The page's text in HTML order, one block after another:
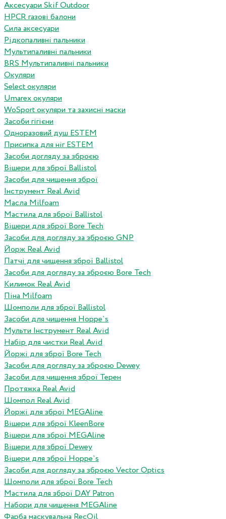
Аксесуари Skif Outdoor
HPCR газові балони
Сила аксесуари
Рідкопаливні пальники
Мультипаливні пальники
BRS Мультипаливні пальники
Окуляри
Select окуляри
Umarex окуляри
WoSport окуляри та захисні маски
Засоби гігієни
Одноразовий душ ESTEM
Присипка для ніг ESTEM
Засоби догляду за зброєю
Вішери для зброї Ballistol
Засоби для чищення зброї
Інструмент Real Avid
Масла Milfoam
Мастила для зброї Ballistol
Вішери для зброї Bore Tech
Засоби для догляду за зброєю GNP
Йорж Real Avid
Патчі для чищення зброї Ballistol
Засоби для догляду за зброєю Bore Tech
Килимок Real Avid
Піна Milfoam
Шомполи для зброї Ballistol
Засоби для чищення Hoppe`s
Мульти Інструмент Real Avid
Набір для чистки Real Avid
Йоржі для зброї Bore Tech
Засоби для догляду за зброєю Dewey
Засоби для чищення зброї Терен
Протяжка Real Avid
Шомпол Real Avid
Йоржі для зброї MEGAline
Вішери для зброї KleenBore
Вішери для зброї MEGAline
Вішери для зброї Dewey
Вішери для зброї Hoppe`s
Засоби для догляду за зброєю Vector Optics
Шомполи для зброї Bore Tech
Мастила для зброї DAY Patron
Набори для чищення MEGAline